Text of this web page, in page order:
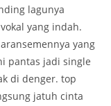
lagunya
yang indah.
yang
pantas jadi single
di denger. top
jatuh cinta